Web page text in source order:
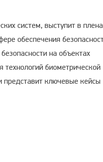
систем, выступит в
обеспечения
на объектах
биометрической
представит ключевые кейсы